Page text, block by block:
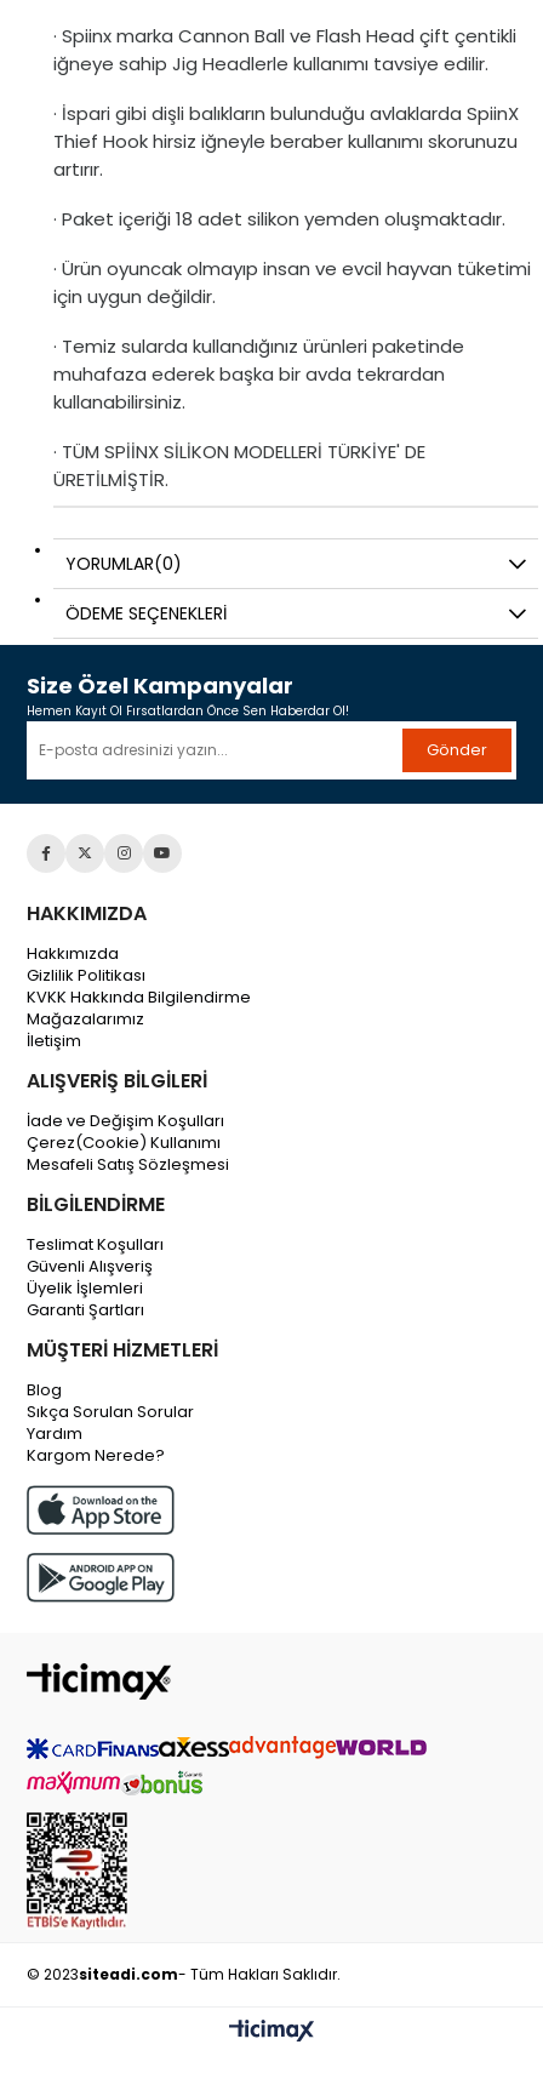
· Spiinx marka Cannon Ball ve Flash Head çift çentikli
iğneye sahip Jig Headlerle kullanımı tavsiye edilir.
· İspari gibi dişli balıkların bulunduğu avlaklarda SpiinX
Thief Hook hirsiz iğneyle beraber kullanımı skorunuzu
artırır.
· Paket içeriği 18 adet silikon yemden oluşmaktadır.
· Ürün oyuncak olmayıp insan ve evcil hayvan tüketimi
için uygun değildir.
· Temiz sularda kullandığınız ürünleri paketinde
muhafaza ederek başka bir avda tekrardan
kullanabilirsiniz.
· TÜM SPİİNX SİLİKON MODELLERİ TÜRKİYE' DE
ÜRETİLMİŞTİR.
YORUMLAR(0)
ÖDEME SEÇENEKLERI
Size Özel Kampanyalar
Hemen Kayıt Ol Fırsatlardan Önce Sen Haberdar Ol!
Gönder
HAKKIMIZDA
Hakkımızda
Gizlilik Politikası
KVKK Hakkında Bilgilendirme
Mağazalarımız
İletişim
ALIŞVERİŞ BİLGİLERİ
İade ve Değişim Koşulları
Çerez(Cookie) Kullanımı
Mesafeli Satış Sözleşmesi
BİLGİLENDİRME
Teslimat Koşulları
Güvenli Alışveriş
Üyelik İşlemleri
Garanti Şartları
MÜŞTERİ HİZMETLERİ
Blog
Sıkça Sorulan Sorular
Yardım
Kargom Nerede?
© 2023siteadi.com- Tüm Hakları Saklıdır.